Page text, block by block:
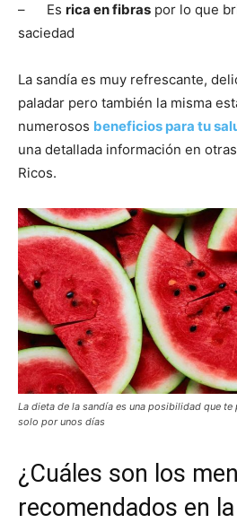
– Es rica en fibras por lo que
saciedad
La sandía es muy refrescante,
paladar pero también la misma
numerosos beneficios para tu
una detallada información en
Ricos.
La dieta de la sandía es una posibilidad que
solo por unos días
¿Cuáles son los
recomendados en